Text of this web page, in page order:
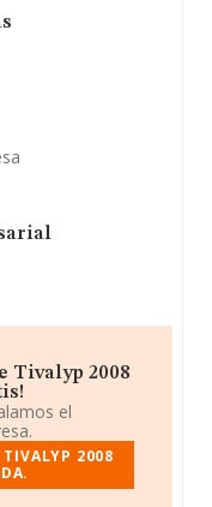
Tivalyp 2008
el
TIVALYP 2008